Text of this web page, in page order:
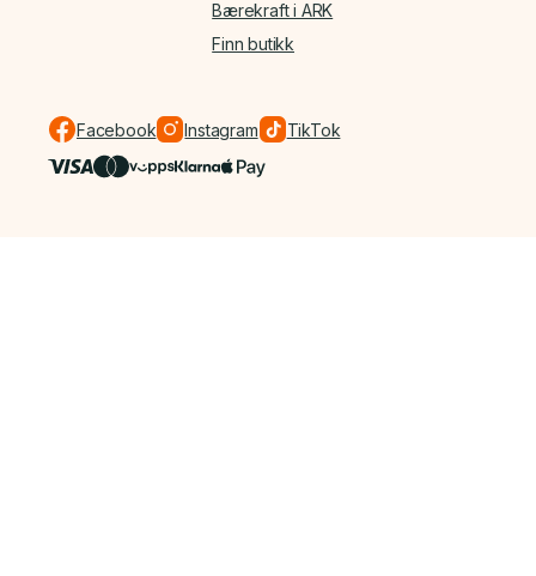
Bærekraft i ARK
Finn butikk
Facebook Instagram TikTok